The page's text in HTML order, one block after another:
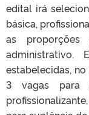
edital irá
básica,
as
administrativo.
estabelecidas,
3 vagas para